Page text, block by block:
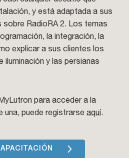
y está adaptada a sus
RadioRA 2. Los temas
la integración, la
explicar a sus clientes los
iluminación y las persianas
para acceder a la
una, puede registrarse aquí.